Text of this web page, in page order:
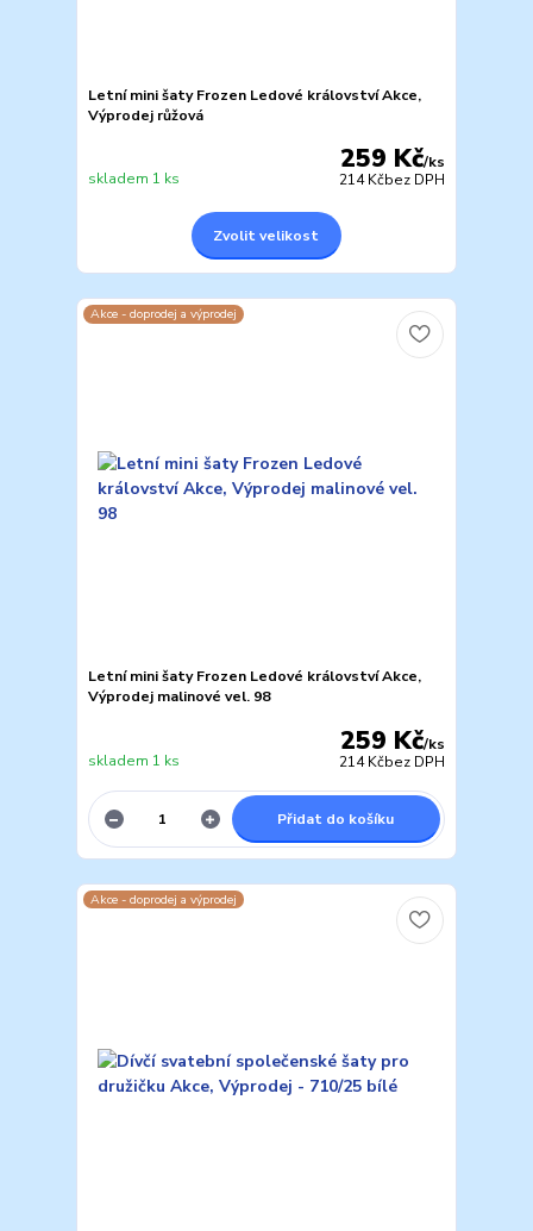
Letní mini šaty Frozen Ledové království Akce,
Výprodej růžová
259 Kč/ks
214 Kčbez DPH
skladem 1 ks
Zvolit velikost
Akce - doprodej a výprodej
Letní mini šaty Frozen Ledové království Akce,
Výprodej malinové vel. 98
259 Kč/ks
214 Kčbez DPH
skladem 1 ks
Přidat do košíku
Akce - doprodej a výprodej